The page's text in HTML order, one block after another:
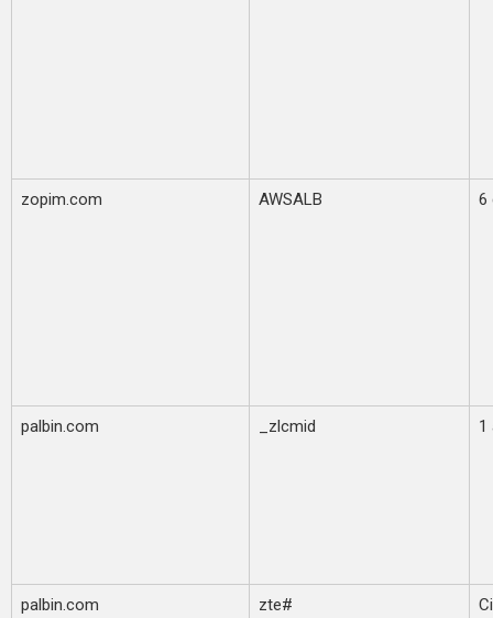
zopim.com AWSALB 6
palbin.com _zlcmid 1
palbin.com zte#